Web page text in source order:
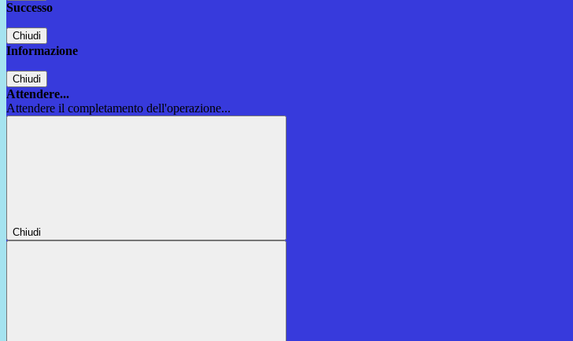
Successo
Chiudi
Informazione
Chiudi
Attendere...
Attendere il completamento dell'operazione...
Chiudi